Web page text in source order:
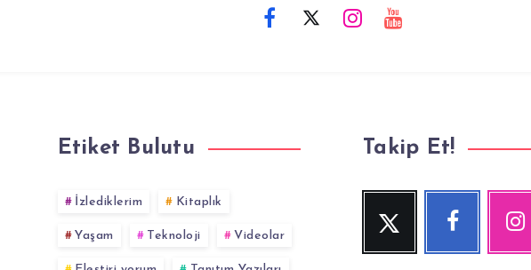
Etiket Bulutu
İzlediklerim Kitaplık
Yaşam Teknoloji Videolar
Takip Et!
Twitter
Beni
Facebook